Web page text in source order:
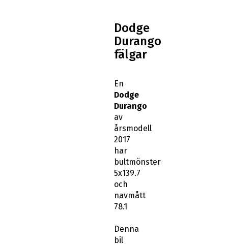
Dodge
Durango
fälgar
En
Dodge
Durango
av
årsmodell
2017
har
bultmönster
5x139.7
och
navmått
78.1
Denna
bil